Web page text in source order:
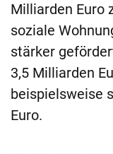
Milliarden Euro
soziale
stärker
3,5 Milliarden
beispielsweise
Euro.